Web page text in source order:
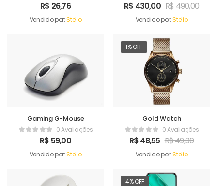
R$ 26,76
Vendido por:Stelio
R$ 430,00 R$490,00
Vendido por:Stelio
Gaming G-Mouse
0 Avaliações
R$ 59,00
Vendido por:Stelio
1% OFF
Gold Watch
0 Avaliações
R$48,55 R$49,00
Vendido por:Stelio
4% OFF